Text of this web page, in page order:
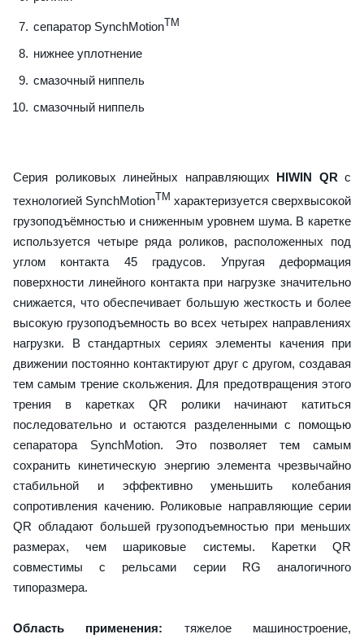
сепаратор SynchMotion TM
нижнее уплотнение
смазочный ниппель
смазочный ниппель
Серия роликовых линейных направляющих HIWIN QR с
технологией SynchMotion TM характеризуется сверхвысокой
грузоподъёмностью и сниженным уровнем шума. В каретке
используется четыре ряда роликов, расположенных под
углом контакта 45 градусов. Упругая деформация
поверхности линейного контакта при нагрузке значительно
снижается, что обеспечивает большую жесткость и более
высокую грузоподъемность во всех четырех направлениях
нагрузки. В стандартных сериях элементы качения при
движении постоянно контактируют друг с другом, создавая
тем самым трение скольжения. Для предотвращения этого
трения в каретках QR ролики начинают катиться
последовательно и остаются разделенными с помощью
сепаратора SynchMotion. Это позволяет тем самым
сохранить кинетическую энергию элемента чрезвычайно
стабильной и эффективно уменьшить колебания
сопротивления качению. Роликовые направляющие серии
QR обладают большей грузоподъемностью при меньших
размерах, чем шариковые системы. Каретки QR
совместимы с рельсами серии RG аналогичного
типоразмера.
Область применения: тяжелое машиностроение,